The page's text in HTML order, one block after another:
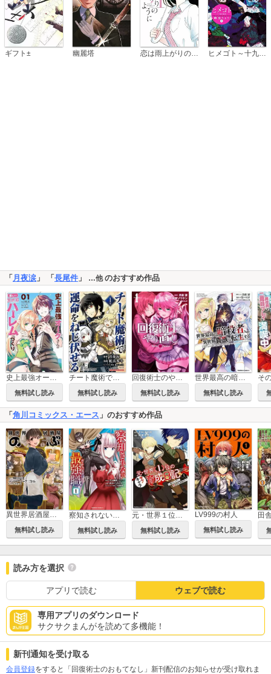
ギフト± 幽麗塔 ヒメゴト～十九歳の制服～
「月夜涙 」 「長尾件 」 …他のおすすめ作品
無料試し読み 無料試し読み 無料試し読み
世界最高の暗殺者、異世界貴族に転生する
無料試し読み
「 角川コミックス・エース 」のおすすめ作品
異世界居酒屋「のぶ」
無料試し読み
察知されない最強職
無料試し読み
元・世界１位のサブキャラ育成日記 ～廃プレイヤー、異世界を攻略中！～
無料試し読み
LV999の村人
無料試し読み
読み方を選択
アプリで読む ウェブで読む
専用アプリのダウンロード
サクサクまんがを読めて多機能！
新刊通知を受け取る
会員登録をすると「回復術士のおもてなし」新刊配信のお知らせが受け取れま